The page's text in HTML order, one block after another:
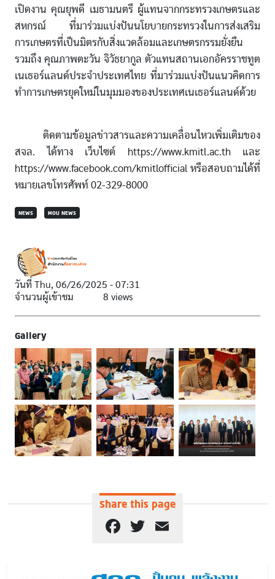
เปิดงาน คุณยุพดี เมธามนตรี ผู้แทนจากกระทรวงเกษตรและ
สหกรณ์ ที่มาร่วมแบ่งปันนโยบายกระทรวงในการส่งเสริม
การเกษตรที่เป็นมิตรกับสิ่งแวดล้อมและเกษตรกรรมยั่งยืน
รวมถึง คุณภาพตะวัน จิวัธยากูล ตัวแทนสถานเอกอัครราชทูต
เนเธอร์แลนด์ประจำประเทศไทย ที่มาร่วมแบ่งปันแนวคิดการ
ทำการเกษตรยุคใหม่ในมุมมองของประเทศเนเธอร์แลนด์ด้วย
ติดตามข้อมูลข่าวสารและความเคลื่อนไหวเพิ่มเติมของ
สจล. ได้ทาง เว็บไซต์ https://www.kmitl.ac.th และ
https://www.facebook.com/kmitlofficial หรือสอบถามได้ที่
หมายเลขโทรศัพท์ 02-329-8000
NEWS MOU NEWS
วันที่ Thu, 06/26/2025 - 07:31
จำนวนผู้เข้าชม
8 views
Gallery
Share this page
Facebook
Twitter